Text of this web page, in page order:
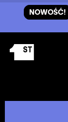
NOWOŚĆ!